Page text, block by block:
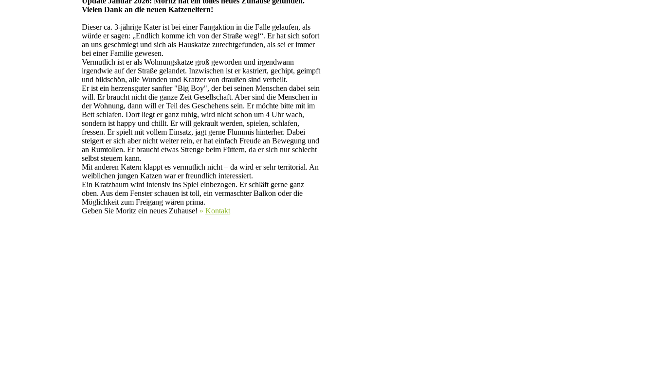
Vielen Dank an die neuen Katzeneltern!
Dieser ca. 3-jährige Kater ist bei einer Fangaktion in die Falle gelaufen, als
würde er sagen: „Endlich komme ich von der Straße weg!“. Er hat sich sofort
an uns geschmiegt und sich als Hauskatze zurechtgefunden, als sei er immer
bei einer Familie gewesen.
Vermutlich ist er als Wohnungskatze groß geworden und irgendwann
irgendwie auf der Straße gelandet. Inzwischen ist er kastriert, gechipt, geimpft
und bildschön, alle Wunden und Kratzer von draußen sind verheilt.
Er ist ein herzensguter sanfter "Big Boy", der bei seinen Menschen dabei sein
will. Er braucht nicht die ganze Zeit Gesellschaft. Aber sind die Menschen in
der Wohnung, dann will er Teil des Geschehens sein. Er möchte bitte mit im
Bett schlafen. Dort liegt er ganz ruhig, wird nicht schon um 4 Uhr wach,
sondern ist happy und chillt. Er will gekrault werden, spielen, schlafen,
fressen. Er spielt mit vollem Einsatz, jagt gerne Flummis hinterher. Dabei
steigert er sich aber nicht weiter rein, er hat einfach Freude an Bewegung und
an Rumtollen. Er braucht etwas Strenge beim Füttern, da er sich nur schlecht
selbst steuern kann.
Mit anderen Katern klappt es vermutlich nicht – da wird er sehr territorial. An
weiblichen jungen Katzen war er freundlich interessiert.
Ein Kratzbaum wird intensiv ins Spiel einbezogen. Er schläft gerne ganz
oben. Aus dem Fenster schauen ist toll, ein vermaschter Balkon oder die
Möglichkeit zum Freigang wären prima.
Geben Sie Moritz ein neues Zuhause! » Kontakt